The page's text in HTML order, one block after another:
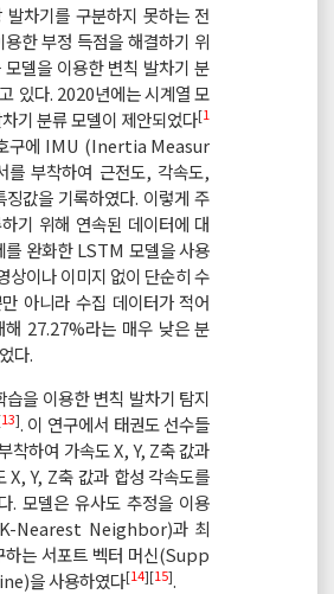
발차기를 구분하지 못하는 전
한 부정 득점을 해결하기 위
델을 이용한 변칙 발차기 분
있다. 2020년에는 시계열 모
기 분류 모델이 제안되었다[1
구에 IMU (Inertia Measur
부착하여 근전도, 각속도,
값을 기록하였다. 이렇게 주
기 위해 연속된 데이터에 대
를 완화한 LSTM 모델을 사용
상이나 이미지 없이 단순히 수
아니라 수집 데이터가 적어
해 27.27%라는 매우 낮은 분
다.
을 이용한 변칙 발차기 탐지
13]. 이 연구에서 태권도 선수들
착하여 가속도 X, Y, Z축 값과
X, Y, Z축 값과 합성 각속도를
. 모델은 유사도 추정을 이용
Nearest Neighbor)과 최
하는 서포트 벡터 머신(Supp
을 사용하였다[14][15].